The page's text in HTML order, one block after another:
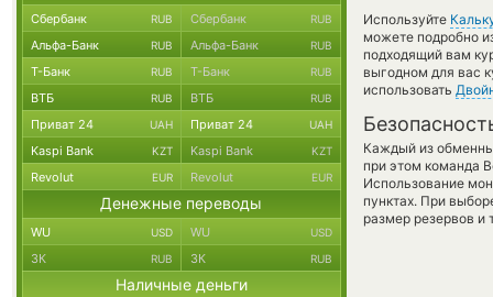
Используйте
можете подробно
подходящий вам
выгодном для вас
использовать
Каждый из
при этом команда
Использование
пунктах. При
размер резервов и
Сбербанк RUB Сбербанк RUB
Альфа-Банк RUB Альфа-Банк RUB
Т-Банк RUB Т-Банк RUB
ВТБ RUB ВТБ RUB
Приват 24 UAH Приват 24 UAH
Kaspi Bank KZT Kaspi Bank KZT
Revolut EUR Revolut EUR
Денежные переводы
WU USD WU USD
ЗК RUB ЗК RUB
Наличные деньги